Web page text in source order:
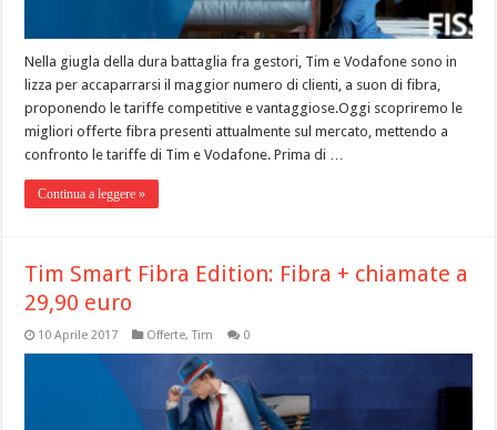
Nella giugla della dura battaglia fra gestori, Tim e Vodafone sono in
lizza per accaparrarsi il maggior numero di clienti, a suon di fibra,
proponendo le tariffe competitive e vantaggiose.Oggi scopriremo le
migliori offerte fibra presenti attualmente sul mercato, mettendo a
confronto le tariffe di Tim e Vodafone. Prima di …
Continua a leggere »
Tim Smart Fibra Edition: Fibra + chiamate a
29,90 euro
10 Aprile 2017 Offerte,Tim 0